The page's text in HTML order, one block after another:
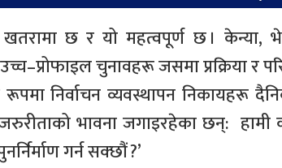
खतरामा छ र यो महत्वपूर्ण छ । केन्या,
चुनावहरू जसमा प्रक्रिया र
रूपमा निर्वाचन व्यवस्थापन निकायहरू
भावना जगाइरहेका छन्: हामी
गर्न सक्छौं ?’